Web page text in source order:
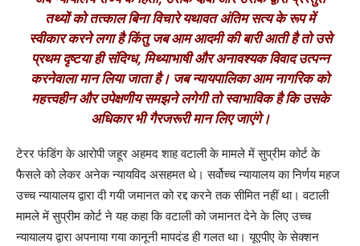
तथ्यों को तत्काल बिना विचारे यथावत अंतिम सत्य के रूप में
स्वीकार करने लगा है किंतु जब आम आदमी की बारी आती है तो उसे
प्रथम दृष्टया ही संदिग्ध, मिथ्याभाषी और अनावश्यक विवाद उत्पन्न
करनेवाला मान लिया जाता है। जब न्यायपालिका आम नागरिक को
महत्त्वहीन और उपेक्षणीय समझने लगेगी तो स्वाभाविक है कि उसके
अधिकार भी गैरजरूरी मान लिए जाएंगे।
टेरर फंडिंग के आरोपी जहूर अहमद शाह वटाली के मामले में सुप्रीम कोर्ट के
फैसले को लेकर अनेक न्यायविद असहमत थे। सर्वोच्च न्यायालय का निर्णय महज
उच्च न्यायालय द्वारा दी गयी जमानत को रद्द करने तक सीमित नहीं था। वटाली
मामले में सुप्रीम कोर्ट ने यह कहा कि वटाली को जमानत देने के लिए उच्च
न्यायालय द्वारा अपनाया गया कानूनी मापदंड ही गलत था। यूएपीए के सेक्शन